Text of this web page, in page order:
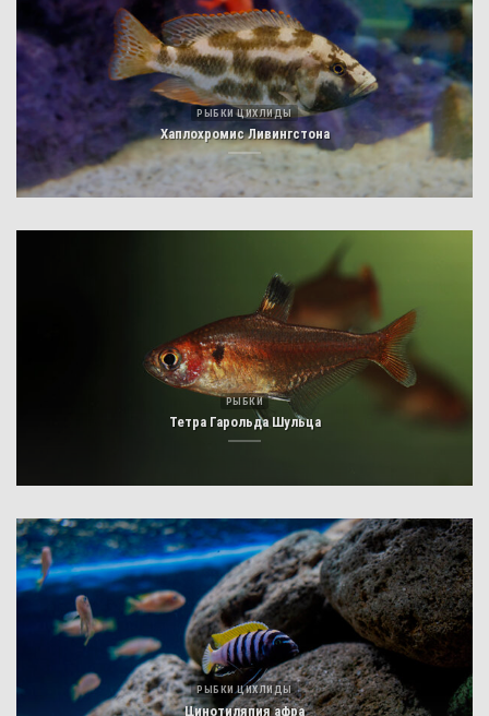
РЫБКИ ЦИХЛИДЫ
Хаплохромис Ливингстона
РЫБКИ
Тетра Гарольда Шульца
РЫБКИ ЦИХЛИДЫ
Цинотиляпия афра